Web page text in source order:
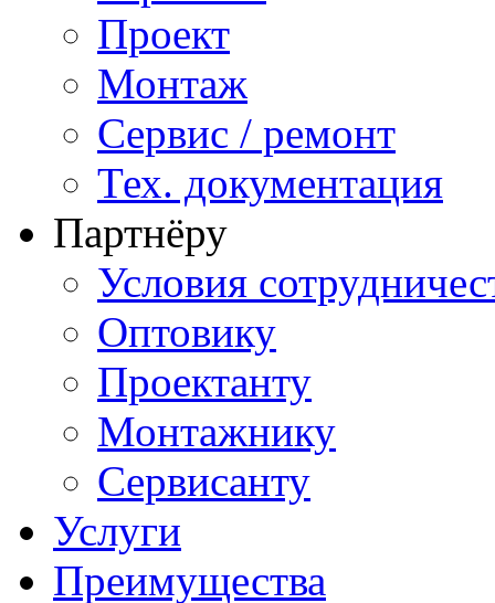
Проект
Монтаж
Сервис / ремонт
Тех. документация
Партнёру
Условия
Оптовику
Проектанту
Монтажнику
Сервисанту
Услуги
Преимущества